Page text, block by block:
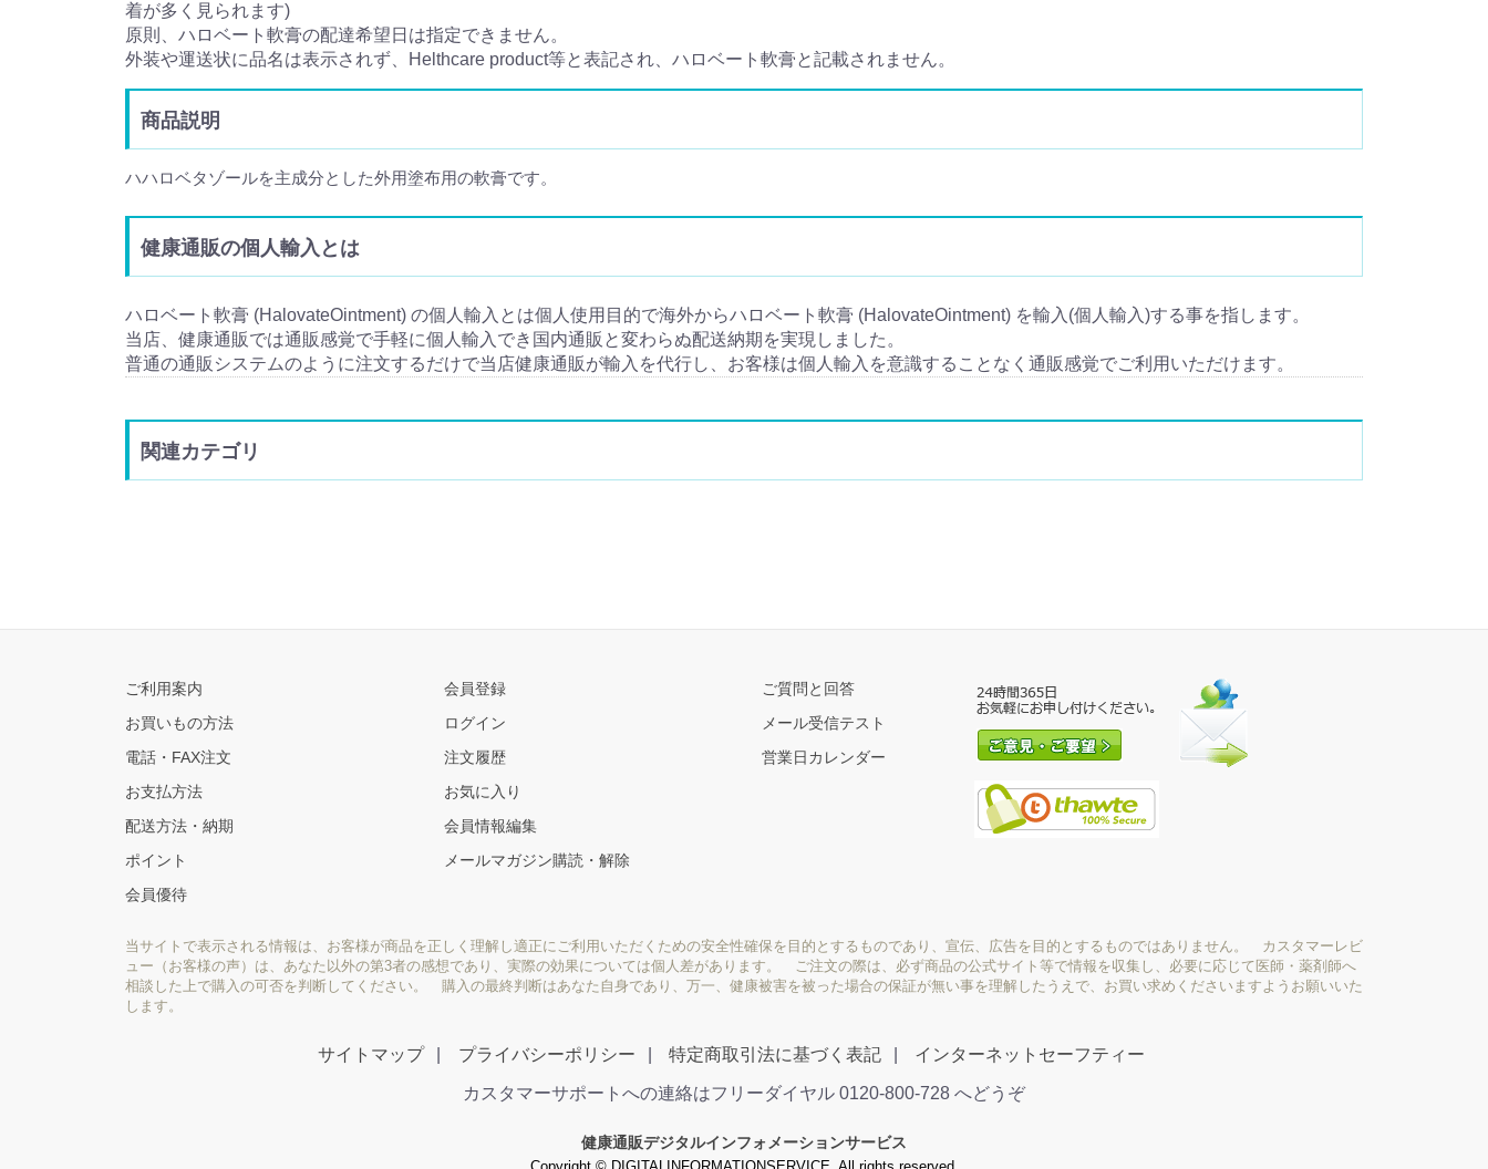
着が多く見られます)
原則、ハロベート軟膏の配達希望日は指定できません。
外装や運送状に品名は表示されず、Helthcare product等と表記され、ハロベート軟膏と記載されません。
商品説明
ハハロベタゾールを主成分とした外用塗布用の軟膏です。
健康通販の個人輸入とは
ハロベート軟膏 (HalovateOintment) の個人輸入とは個人使用目的で海外からハロベート軟膏 (HalovateOintment) を輸入(個人輸入)する事を指します。
当店、健康通販では通販感覚で手軽に個人輸入でき国内通販と変わらぬ配送納期を実現しました。
普通の通販システムのように注文するだけで当店健康通販が輸入を代行し、お客様は個人輸入を意識することなく通販感覚でご利用いただけます。
関連カテゴリ
ご利用案内
お買いもの方法
電話・FAX注文
お支払方法
配送方法・納期
ポイント
会員優待
会員登録
ログイン
注文履歴
お気に入り
会員情報編集
メールマガジン購読・解除
ご質問と回答
メール受信テスト
営業日カレンダー
当サイトで表示される情報は、お客様が商品を正しく理解し適正にご利用いただくための安全性確保を目的とするものであり、宣伝、広告を目的とするものではありません。 カスタマーレビ
ュー（お客様の声）は、あなた以外の第3者の感想であり、実際の効果については個人差があります。 ご注文の際は、必ず商品の公式サイト等で情報を収集し、必要に応じて医師・薬剤師へ
相談した上で購入の可否を判断してください。 購入の最終判断はあなた自身であり、万一、健康被害を被った場合の保証が無い事を理解したうえで、お買い求めくださいますようお願いいた
します。
サイトマップ プライバシーポリシー 特定商取引法に基づく表記 インターネットセーフティー
カスタマーサポートへの連絡はフリーダイヤル 0120-800-728 へどうぞ
健康通販デジタルインフォメーションサービス